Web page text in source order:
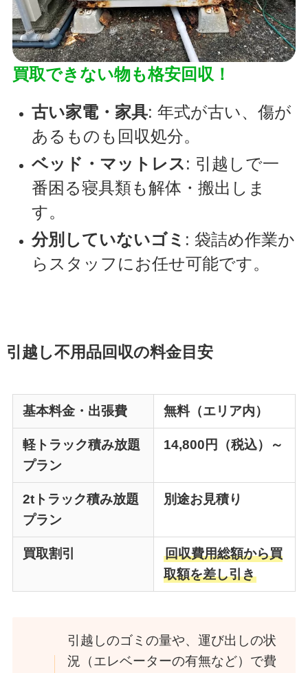
買取できない物も格安回収！
古い家電・家具: 年式が古い、傷が
あるものも回収処分。
ベッド・マットレス: 引越しで一
番困る寝具類も解体・搬出しま
す。
分別していないゴミ : 袋詰め作業か
らスタッフにお任せ可能です。
引越し不用品回収の料金目安
基本料金・出張費 無料（エリア内）
軽トラック積み放題
プラン
14,800円（税込）～
2tトラック積み放題
プラン
別途お見積り
買取割引
回収費用総額から買
取額を差し引き
引越しのゴミの量や、運び出しの状
況（エレベーターの有無など）で費